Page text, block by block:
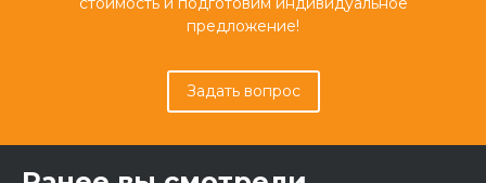
предложение!
Задать вопрос